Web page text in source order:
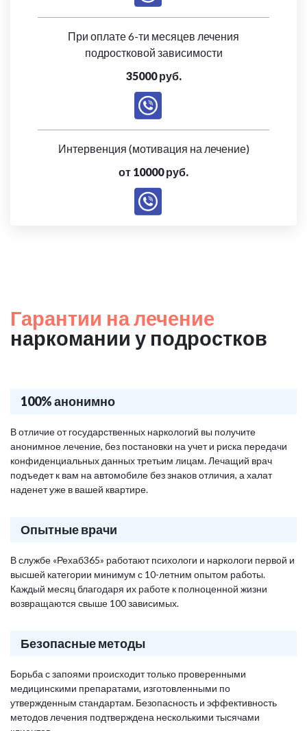
При оплате 6-ти месяцев лечения
подростковой зависимости
35000 руб.
Интервенция (мотивация на лечение)
от 10000 руб.
Гарантии на лечение
наркомании у подростков
100% анонимно
В отличие от государственных наркологий вы получите
анонимное лечение, без постановки на учет и риска передачи
конфиденциальных данных третьим лицам. Лечащий врач
подъедет к вам на автомобиле без знаков отличия, а халат
наденет уже в вашей квартире.
Опытные врачи
В службе «Рехаб365» работают психологи и наркологи первой и
высшей категории минимум с 10-летним опытом работы.
Каждый месяц благодаря их работе к полноценной жизни
возвращаются свыше 100 зависимых.
Безопасные методы
Борьба с запоями происходит только проверенными
медицинскими препаратами, изготовленными по
утвержденным стандартам. Безопасность и эффективность
методов лечения подтверждена несколькими тысячами